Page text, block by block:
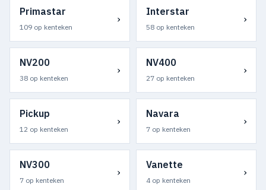
Primastar
109 op kenteken
›
Interstar
58 op kenteken
›
NV200
38 op kenteken
›
NV400
27 op kenteken
›
Pickup
12 op kenteken
›
Navara
7 op kenteken
›
NV300
7 op kenteken
›
Vanette
4 op kenteken
›